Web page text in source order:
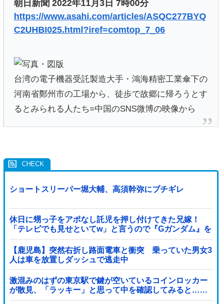
朝日新聞 2022年11月3日 7時00分
https://www.asahi.com/articles/ASQC277BYQ
C2UHBI025.html?iref=comtop_7_06
台湾の電子機器受託製造大手・鴻海精密工業傘下の
河南省鄭州市の工場から、徒歩で故郷に帰ろうとす
るとみられる人たち=中国のSNS微博の映像から
ショートスリーパー堀大輔、高須幹弥にブチギレ
休日に甥っ子をアポなし託児を押し付けてきた兄嫁！
「テレビでも見せといてw」と言うので『Gガンダム』を
一気見させた結果……甥っ子が重度の中二病を発症して
家で大暴れｗｗ
【鹿児島】突然右折し路面電車と衝突 乗っていた男女3
人は車を放置しダッシュで逃走中
激混みのはずの東京駅で鍵が空いているコインロッカー
が散見、「ラッキー」と思って中を確認してみると……